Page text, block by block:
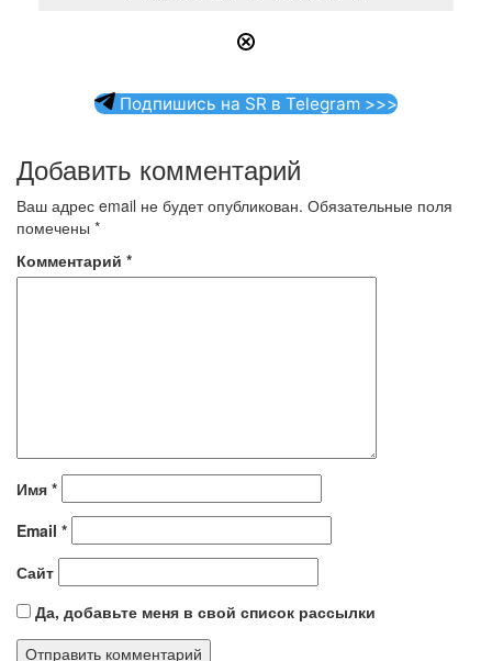
Подпишись на SR в Telegram >>>
Добавить комментарий
Ваш адрес email не будет опубликован. Обязательные поля
помечены *
Комментарий *
Имя *
Email *
Сайт
Да, добавьте меня в свой список рассылки